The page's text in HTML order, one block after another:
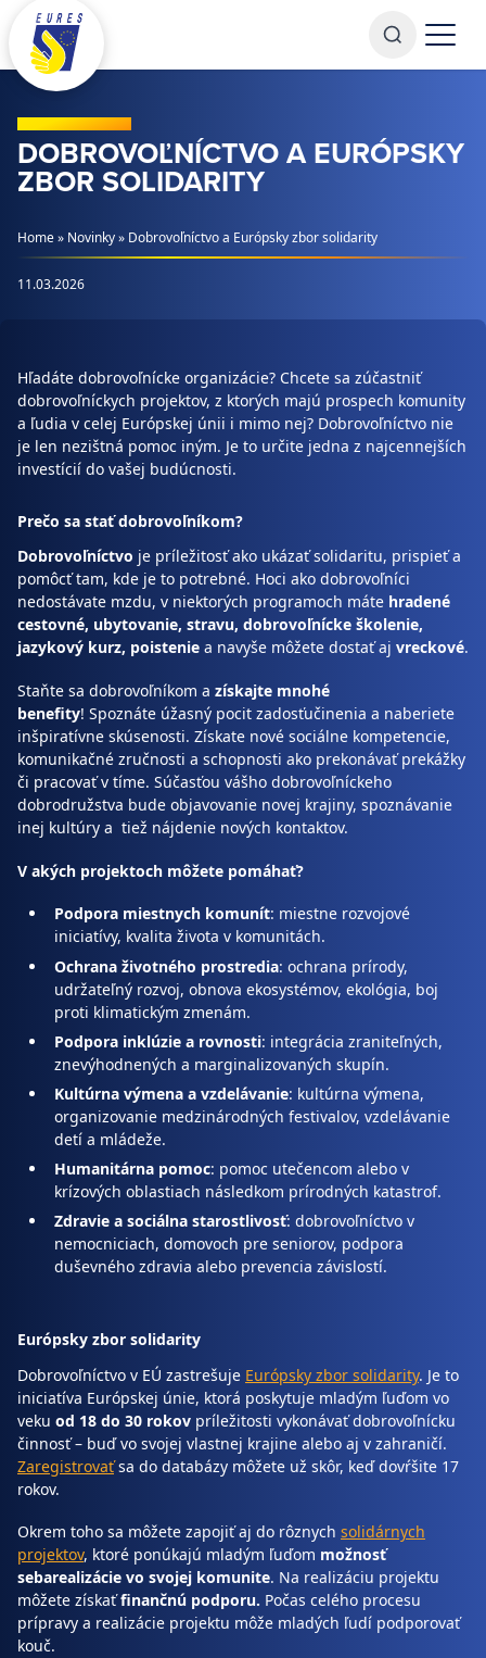
Prejsť na obsah
DOBROVOĽNÍCTVO A EURÓPSKY
ZBOR SOLIDARITY
Home» Novinky» Dobrovoľníctvo a Európsky zbor solidarity
11.03.2026
Hľadáte dobrovoľnícke organizácie? Chcete sa zúčastniť
dobrovoľníckych projektov, z ktorých majú prospech komunity
a ľudia v celej Európskej únii i mimo nej? Dobrovoľníctvo nie
je len nezištná pomoc iným. Je to určite jedna z najcennejších
investícií do vašej budúcnosti.
Prečo sa stať dobrovoľníkom?
Dobrovoľníctvo je príležitosť ako ukázať solidaritu, prispieť a
pomôcť tam, kde je to potrebné. Hoci ako dobrovoľníci
nedostávate mzdu, v niektorých programoch máte hradené
cestovné, ubytovanie, stravu, dobrovoľnícke školenie,
jazykový kurz, poistenie a navyše môžete dostať aj vreckové.
Staňte sa dobrovoľníkom a získajte mnohé
benefity! Spoznáte úžasný pocit zadosťučinenia a naberiete
inšpiratívne skúsenosti. Získate nové sociálne kompetencie,
komunikačné zručnosti a schopnosti ako prekonávať prekážky
či pracovať v tíme. Súčasťou vášho dobrovoľníckeho
dobrodružstva bude objavovanie novej krajiny, spoznávanie
inej kultúry a tiež nájdenie nových kontaktov.
V akých projektoch môžete pomáhať?
Podpora miestnych komunít: miestne rozvojové
iniciatívy, kvalita života v komunitách.
Ochrana životného prostredia: ochrana prírody,
udržateľný rozvoj, obnova ekosystémov, ekológia, boj
proti klimatickým zmenám.
Podpora inklúzie a rovnosti: integrácia zraniteľných,
znevýhodnených a marginalizovaných skupín.
Kultúrna výmena a vzdelávanie: kultúrna výmena,
organizovanie medzinárodných festivalov, vzdelávanie
detí a mládeže.
Humanitárna pomoc: pomoc utečencom alebo v
krízových oblastiach následkom prírodných katastrof.
Zdravie a sociálna starostlivosť: dobrovoľníctvo v
nemocniciach, domovoch pre seniorov, podpora
duševného zdravia alebo prevencia závislostí.
Európsky zbor solidarity
Dobrovoľníctvo v EÚ zastrešuje Európsky zbor solidarity. Je to
iniciatíva Európskej únie, ktorá poskytuje mladým ľuďom vo
veku od 18 do 30 rokov príležitosti vykonávať dobrovoľnícku
činnosť – buď vo svojej vlastnej krajine alebo aj v zahraničí.
Zaregistrovaťsa do databázy môžete už skôr, keď dovŕšite 17
rokov.
Okrem toho sa môžete zapojiť aj do rôznych solidárnych
projektov, ktoré ponúkajú mladým ľuďom možnosť
sebarealizácie vo svojej komunite. Na realizáciu projektu
môžete získaťfinančnú podporu. Počas celého procesu
prípravy a realizácie projektu môže mladých ľudí podporovať
kouč.